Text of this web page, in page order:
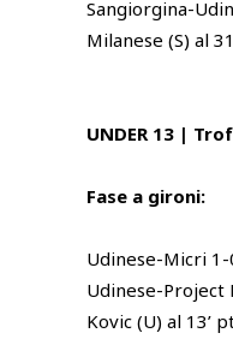
Sangiorgina-
Milanese (S) al
UNDER 13 |
Fase a gironi:
Udinese-Micri 1-
Udinese-Project
Kovic (U) al 13’